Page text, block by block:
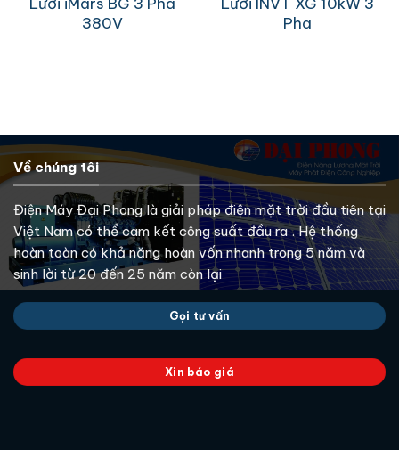
380V
Pha
Về chúng tôi
Điện Máy Đại Phong là giải pháp điện mặt trời đầu tiên tại
Việt Nam có thể cam kết công suất đầu ra . Hệ thống
hoàn toàn có khả năng hoàn vốn nhanh trong 5 năm và
sinh lời từ 20 đến 25 năm còn lại
Gọi tư vấn
Xin báo giá